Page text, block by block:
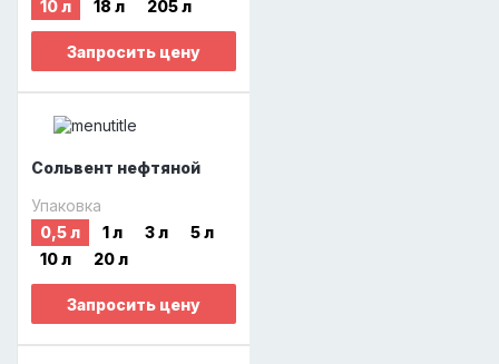
10 л
18 л 205 л
Запросить цену
Сольвент нефтяной
Упаковка
0,5 л
1 л 3 л
5 л
10 л
20 л
Запросить цену